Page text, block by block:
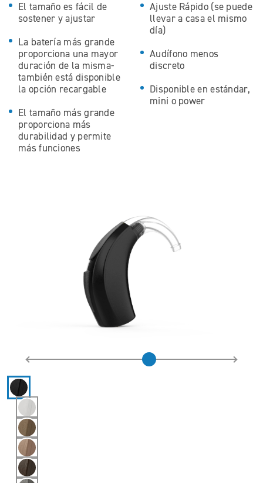
El tamaño es fácil de
sostener y ajustar
La batería más grande
proporciona una mayor
duración de la misma-
también está disponible
la opción recargable
El tamaño más grande
proporciona más
durabilidad y permite
más funciones
Ajuste Rápido (se puede
llevar a casa el mismo
día)
Audífono menos
discreto
Disponible en estándar,
mini o power
Hearing aid color selections